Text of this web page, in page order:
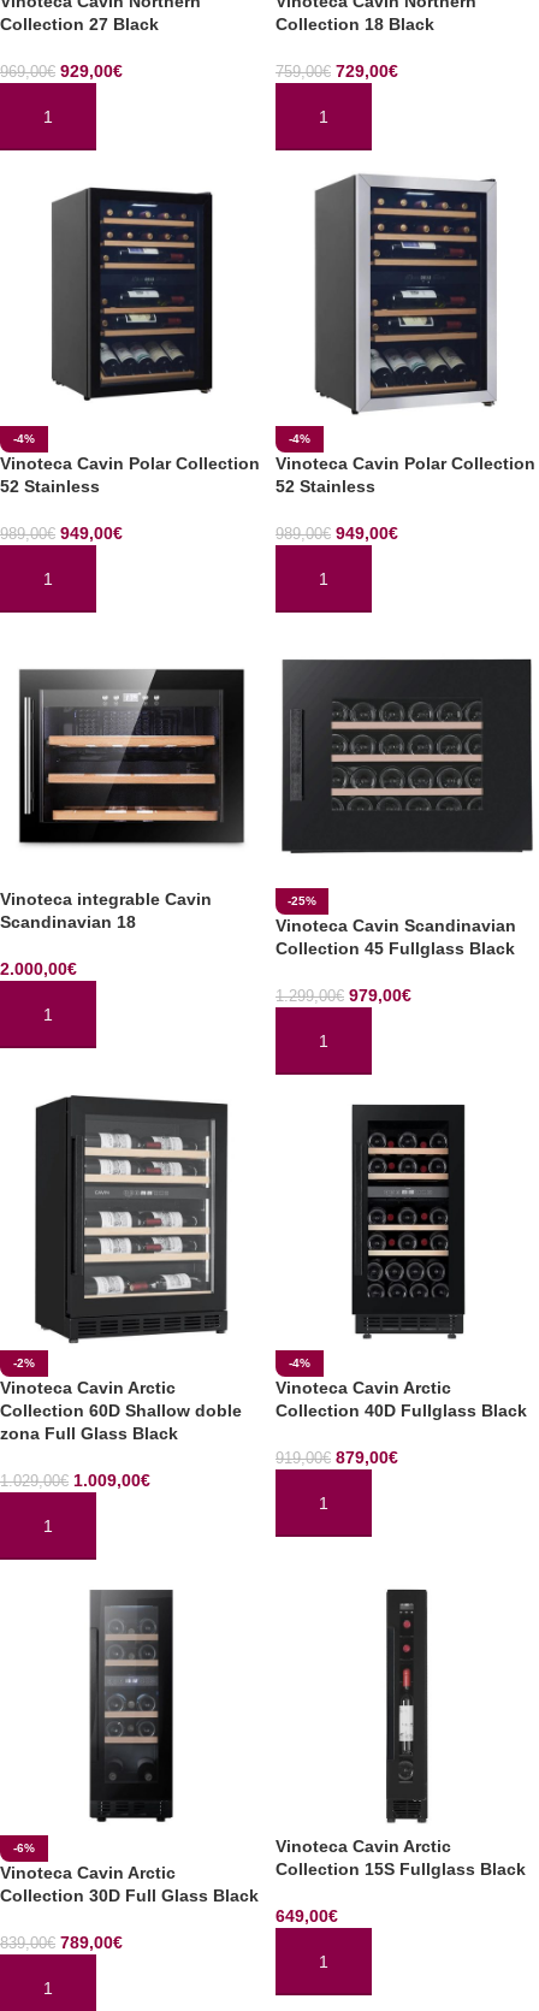
Collection 27 Black
969,00€ 929,00€
AÑADIR AL CARRITO
Collection 18 Black
759,00€ 729,00€
AÑADIR AL CARRITO
-4%
Vinoteca Cavin Polar Collection
52 Stainless
989,00€ 949,00€
AÑADIR AL CARRITO
-4%
Vinoteca Cavin Polar Collection
52 Stainless
989,00€ 949,00€
AÑADIR AL CARRITO
Vinoteca integrable Cavin
Scandinavian 18
2.000,00€
AÑADIR AL CARRITO
-25%
Vinoteca Cavin Scandinavian
Collection 45 Fullglass Black
1.299,00€ 979,00€
AÑADIR AL CARRITO
-2%
Vinoteca Cavin Arctic
Collection 60D Shallow doble
zona Full Glass Black
1.029,00€ 1.009,00€
AÑADIR AL CARRITO
-4%
Vinoteca Cavin Arctic
Collection 40D Fullglass Black
919,00€ 879,00€
AÑADIR AL CARRITO
-6%
Vinoteca Cavin Arctic
Collection 30D Full Glass Black
839,00€ 789,00€
AÑADIR AL CARRITO
Vinoteca Cavin Arctic
Collection 15S Fullglass Black
649,00€
AÑADIR AL CARRITO